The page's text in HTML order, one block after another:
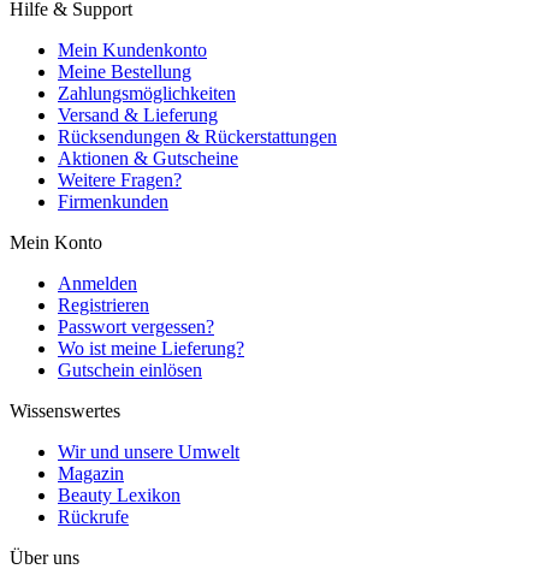
Hilfe & Support
Mein Kundenkonto
Meine Bestellung
Zahlungsmöglichkeiten
Versand & Lieferung
Rücksendungen & Rückerstattungen
Aktionen & Gutscheine
Weitere Fragen?
Firmenkunden
Mein Konto
Anmelden
Registrieren
Passwort vergessen?
Wo ist meine Lieferung?
Gutschein einlösen
Wissenswertes
Wir und unsere Umwelt
Magazin
Beauty Lexikon
Rückrufe
Über uns